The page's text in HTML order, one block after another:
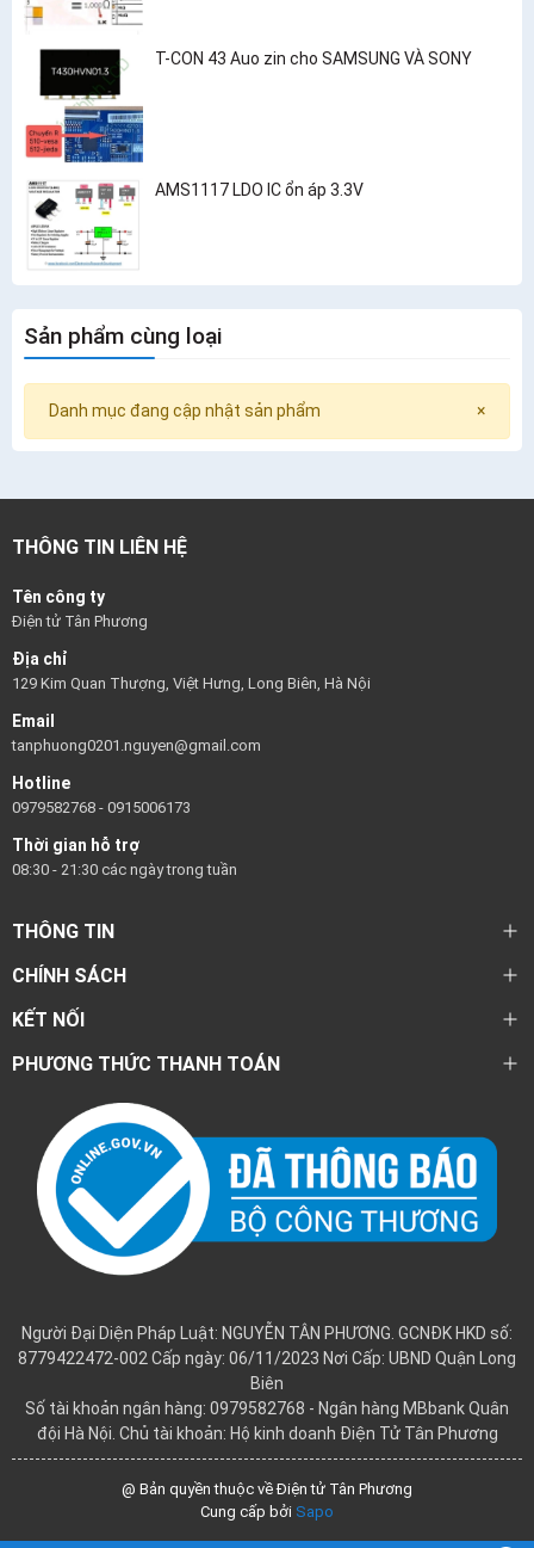
T-CON 43 Auo zin cho SAMSUNG VÀ SONY
AMS1117 LDO IC ổn áp 3.3V
Sản phẩm cùng loại
×
Danh mục đang cập nhật sản phẩm
THÔNG TIN LIÊN HỆ
Tên công ty
Điện tử Tân Phương
Địa chỉ
129 Kim Quan Thượng, Việt Hưng, Long Biên, Hà Nội
Email
tanphuong0201.nguyen@gmail.com
Hotline
0979582768 - 0915006173
Thời gian hỗ trợ
08:30 - 21:30 các ngày trong tuần
THÔNG TIN
CHÍNH SÁCH
KẾT NỐI
PHƯƠNG THỨC THANH TOÁN
Người Đại Diện Pháp Luật: NGUYỄN TÂN PHƯƠNG. GCNĐK HKD số:
8779422472-002 Cấp ngày: 06/11/2023 Nơi Cấp: UBND Quận Long
Biên
Số tài khoản ngân hàng: 0979582768 - Ngân hàng MBbank Quân
đội Hà Nội. Chủ tài khoản: Hộ kinh doanh Điện Tử Tân Phương
@ Bản quyền thuộc về Điện tử Tân Phương
Cung cấp bởi Sapo